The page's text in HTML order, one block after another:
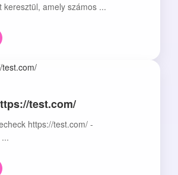
keresztül, amely számos ...
test.com/
https://test.com/ -